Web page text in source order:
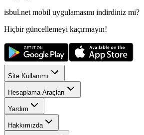
isbul.net mobil uygulamasını indirdiniz mi?
Hiçbir güncellemeyi kaçırmayın!
Site Kullanımı
Hesaplama Araçları
Yardım
Hakkımızda